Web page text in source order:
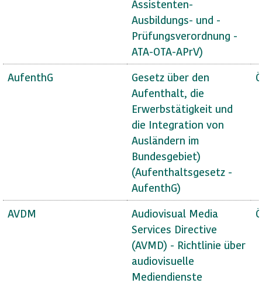
Assistenten-
Ausbildungs- und -
Prüfungsverordnung -
ATA-OTA-APrV)
AufenthG
Gesetz über den
Aufenthalt, die
Erwerbstätigkeit und
die Integration von
Ausländern im
Bundesgebiet)
(Aufenthaltsgesetz -
AufenthG)
AVDM
Audiovisual Media
Services Directive
(AVMD) - Richtlinie über
audiovisuelle
Mediendienste